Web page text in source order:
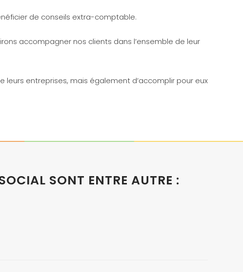
de conseils extra-comptable.
accompagner nos clients dans l’ensemble de leur
leurs entreprises, mais également d’accomplir pour eux
SONT ENTRE AUTRE :